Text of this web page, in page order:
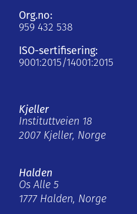
Org.no:
959 432 538
ISO-sertifisering:
9001:2015/14001:2015
Kjeller
Instituttveien 18
2007 Kjeller, Norge
Halden
Os Alle 5
1777 Halden, Norge